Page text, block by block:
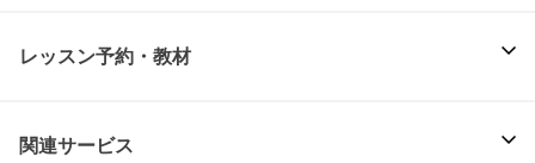
レッスン予約・教材
関連サービス